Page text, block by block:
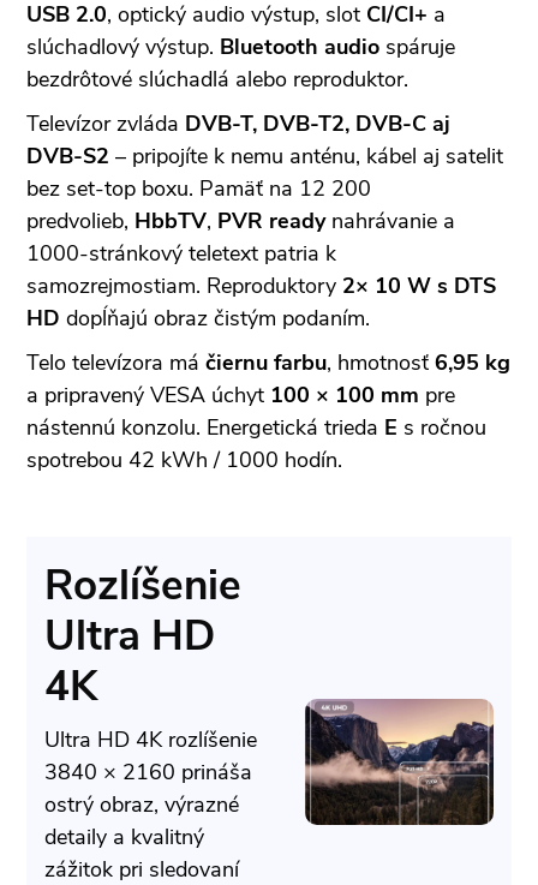
USB 2.0, optický audio výstup, slot CI/CI+ a
slúchadlový výstup. Bluetooth audio spáruje
bezdrôtové slúchadlá alebo reproduktor.
Televízor zvláda DVB-T, DVB-T2, DVB-C aj
DVB-S2 – pripojíte k nemu anténu, kábel aj satelit
bez set-top boxu. Pamäť na 12 200
predvolieb, HbbTV, PVR readynahrávanie a
1000-stránkový teletext patria k
samozrejmostiam. Reproduktory 2× 10 W s DTS
HD dopĺňajú obraz čistým podaním.
Telo televízora má čiernu farbu, hmotnosť 6,95 kg
a pripravený VESA úchyt 100 × 100 mm pre
nástennú konzolu. Energetická trieda E s ročnou
spotrebou 42 kWh / 1000 hodín.
Rozlíšenie
Ultra HD
4K
Ultra HD 4K rozlíšenie
3840 × 2160 prináša
ostrý obraz, výrazné
detaily a kvalitný
zážitok pri sledovaní